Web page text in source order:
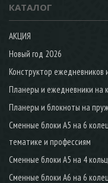
КАТАЛОГ
АКЦИЯ
Новый год 2026
Конструктор ежедневников
Планеры и ежедневники на
Планеры и блокноты на
Сменные блоки А5 на 6
тематике и профессиям
Сменные блоки А5 на 4
Сменные блоки А6 на 6